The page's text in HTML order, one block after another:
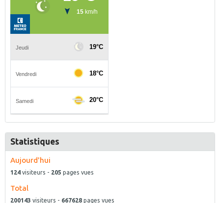
Statistiques
Aujourd'hui
124 visiteurs - 205 pages vues
Total
200143 visiteurs - 667628 pages vues